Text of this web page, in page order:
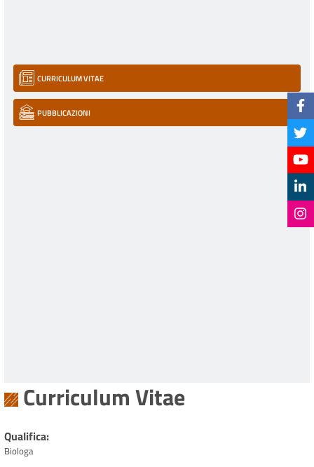
CURRICULUM VITAE
PUBBLICAZIONI
Curriculum Vitae
Qualifica
Biologa